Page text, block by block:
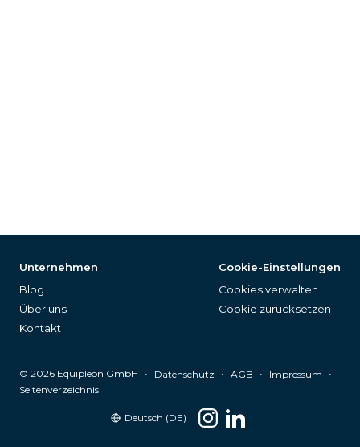
Unternehmen
Blog
Über uns
Kontakt
Cookie-Einstellungen
Cookies verwalten
Cookie zurücksetzen
© 2026 Equipleon GmbH • Datenschutz • AGB • Impressum
•
Seitenverzeichnis
Deutsch (DE)